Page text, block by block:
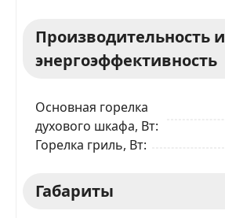
Производительность и
энергоэффективность
Основная горелка
духового шкафа, Вт
Горелка гриль, Вт
Габариты